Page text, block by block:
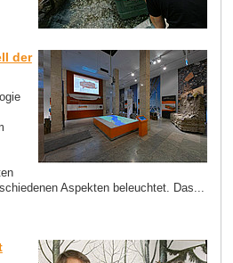
der
Aspekten beleuchtet. Das...